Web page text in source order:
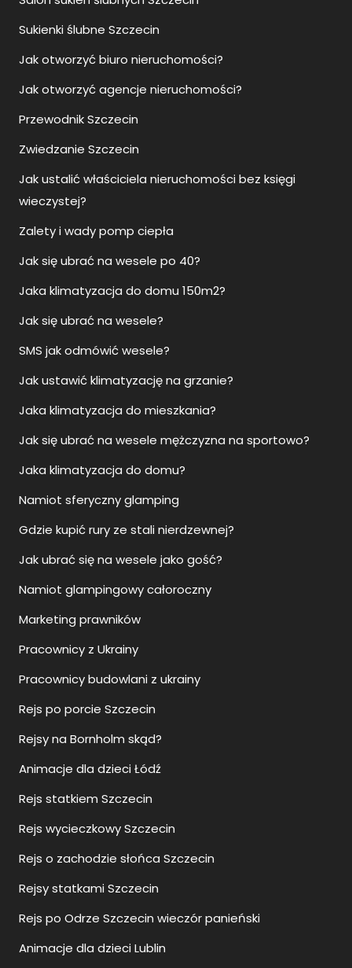
Sukienki ślubne Szczecin
Jak otworzyć biuro nieruchomości?
Jak otworzyć agencje nieruchomości?
Przewodnik Szczecin
Zwiedzanie Szczecin
Jak ustalić właściciela nieruchomości bez księgi
wieczystej?
Zalety i wady pomp ciepła
Jak się ubrać na wesele po 40?
Jaka klimatyzacja do domu 150m2?
Jak się ubrać na wesele?
SMS jak odmówić wesele?
Jak ustawić klimatyzację na grzanie?
Jaka klimatyzacja do mieszkania?
Jak się ubrać na wesele mężczyzna na sportowo?
Jaka klimatyzacja do domu?
Namiot sferyczny glamping
Gdzie kupić rury ze stali nierdzewnej?
Jak ubrać się na wesele jako gość?
Namiot glampingowy całoroczny
Marketing prawników
Pracownicy z Ukrainy
Pracownicy budowlani z ukrainy
Rejs po porcie Szczecin
Rejsy na Bornholm skąd?
Animacje dla dzieci Łódź
Rejs statkiem Szczecin
Rejs wycieczkowy Szczecin
Rejs o zachodzie słońca Szczecin
Rejsy statkami Szczecin
Rejs po Odrze Szczecin wieczór panieński
Animacje dla dzieci Lublin